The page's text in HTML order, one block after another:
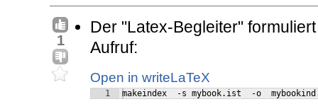
1
Der "Latex-Begleiter"
Aufruf:
Open in writeLaTeX
1 makeindex  -s mybook.ist  -o